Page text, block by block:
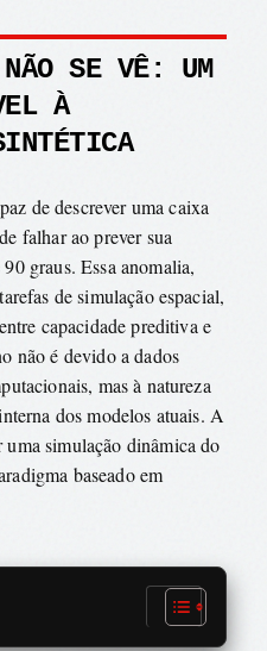
NÃO SE VÊ: UM
À
de descrever uma caixa
falhar ao prever sua
graus. Essa anomalia,
de simulação espacial,
capacidade preditiva e
não é devido a dados
mas à natureza
dos modelos atuais. A
simulação dinâmica do
baseado em